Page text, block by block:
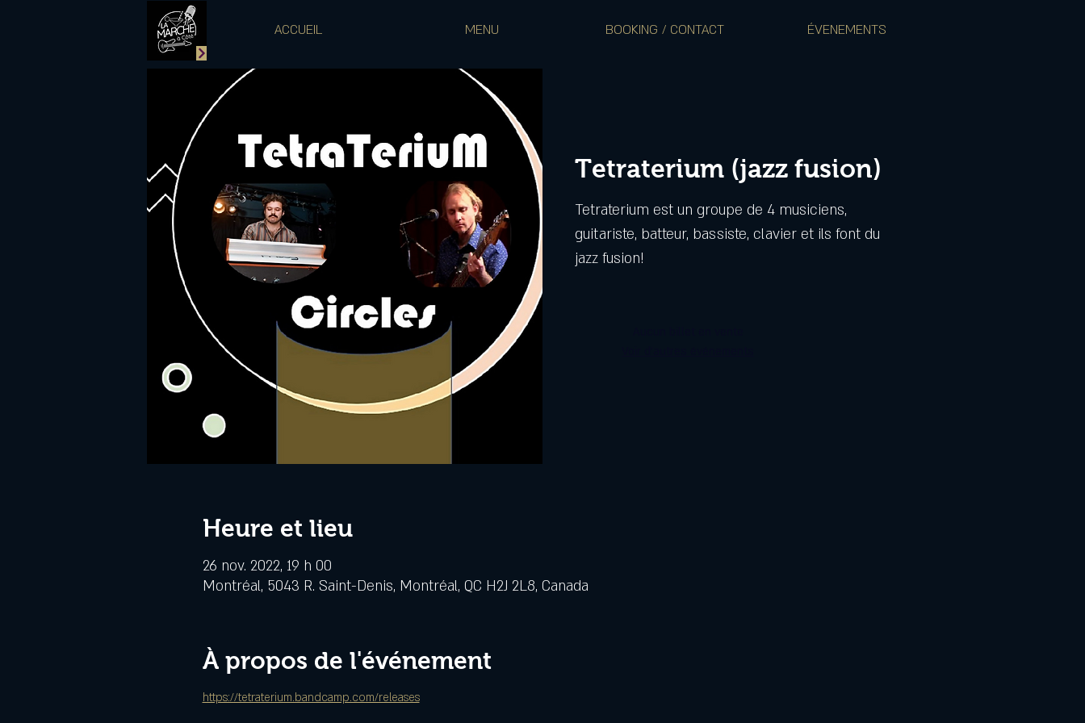
ACCUEIL MENU BOOKING / CONTACT ÉVENEMENTS
Tetraterium (jazz fusion)
Tetraterium est un groupe de 4 musiciens,
guitariste, batteur, bassiste, clavier et ils font du
jazz fusion!
Heure et lieu
26 nov. 2022, 19 h 00
Montréal, 5043 R. Saint-Denis, Montréal, QC H2J 2L8, Canada
À propos de l'événement
https://tetraterium.bandcamp.com/releases